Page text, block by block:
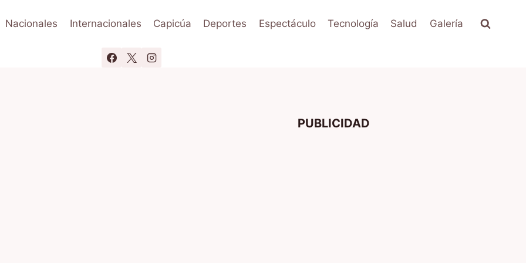
Nacionales Internacionales Capicúa Deportes Espectáculo Tecnología Salud Galería
PUBLICIDAD